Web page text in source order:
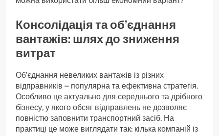
Консолідація та об’єднання
вантажів: шлях до зниження
витрат
Об’єднання невеликих вантажів із різних
відправників – популярна та ефективна стратегія.
Особливо це актуально для середнього та дрібного
бізнесу, у якого обсяг відправлень не дозволяє
повністю заповнити транспортний засіб. На
практиці це може виглядати так: кілька компаній із